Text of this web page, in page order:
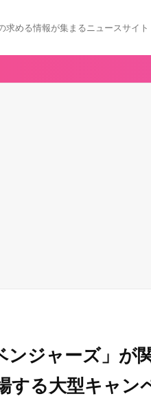
求める情報が集まるニュースサイト
ンジャーズ」が
する大型キャン